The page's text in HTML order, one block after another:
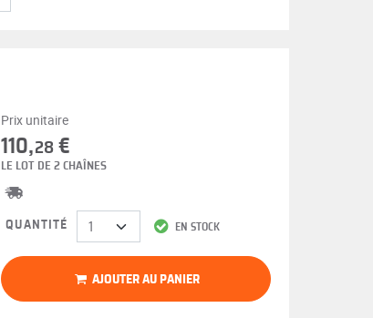
Prix unitaire
110,28€
LE LOT DE 2 CHAÎNES
EN STOCK
QUANTITÉ
AJOUTER AU PANIER